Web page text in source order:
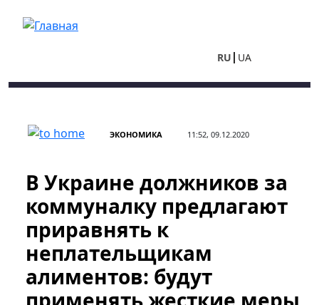
RU UA
ЭКОНОМИКА 11:52, 09.12.2020
В Украине должников за
коммуналку предлагают
приравнять к
неплательщикам
алиментов: будут